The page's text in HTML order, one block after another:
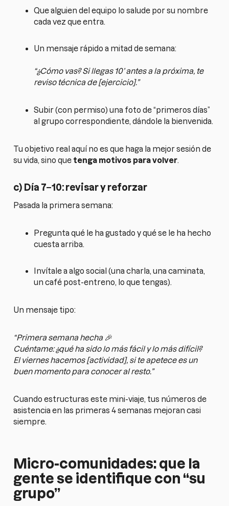
Que alguien del equipo lo salude por su nombre
cada vez que entra.
Un mensaje rápido a mitad de semana:
“¿Cómo vas? Si llegas 10’ antes a la próxima, te
reviso técnica de [ejercicio].”
Subir (con permiso) una foto de “primeros días”
al grupo correspondiente, dándole la bienvenida.
Tu objetivo real aquí no es que haga la mejor sesión de
su vida, sino que tenga motivos para volver.
c) Día 7–10: revisar y reforzar
Pasada la primera semana:
Pregunta qué le ha gustado y qué se le ha hecho
cuesta arriba.
Invítale a algo social (una charla, una caminata,
un café post-entreno, lo que tengas).
Un mensaje tipo:
“Primera semana hecha 🎉
Cuéntame: ¿qué ha sido lo más fácil y lo más difícil?
El viernes hacemos [actividad], si te apetece es un
buen momento para conocer al resto.”
Cuando estructuras este mini-viaje, tus números de
asistencia en las primeras 4 semanas mejoran casi
siempre.
Micro-comunidades: que la
gente se identifique con “su
grupo”